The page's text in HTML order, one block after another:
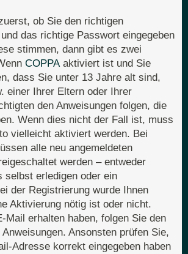
ob Sie den richtigen
das richtige Passwort eingegeben
stimmen, dann gibt es zwei
COPPAaktiviert ist und Sie
dass Sie unter 13 Jahre alt sind,
einer Ihrer Eltern oder Ihrer
den Anweisungen folgen, die
Wenn dies nicht der Fall ist, muss
vielleicht aktiviert werden. Bei
alle neu angemeldeten
werden – entweder
selbst erledigen oder ein
der Registrierung wurde Ihnen
Aktivierung nötig ist oder nicht.
Mail erhalten haben, folgen Sie den
Ansonsten prüfen Sie,
Adresse korrekt eingegeben haben